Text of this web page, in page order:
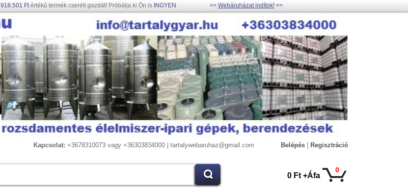
918.501 Ftértékű termék cserélt gazdát! Próbálja ki Ön is INGYEN >> Webáruházat indítok!<<
Kapcsolat: +3678310073 vagy +36303834000 | tartalywebaruhaz@gmail.com Belépés Regisztráció
0
0 Ft +Áfa